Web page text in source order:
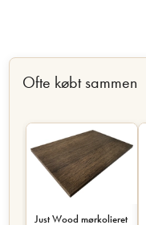
Ofte købt sammen
Just Wood mørkolieret